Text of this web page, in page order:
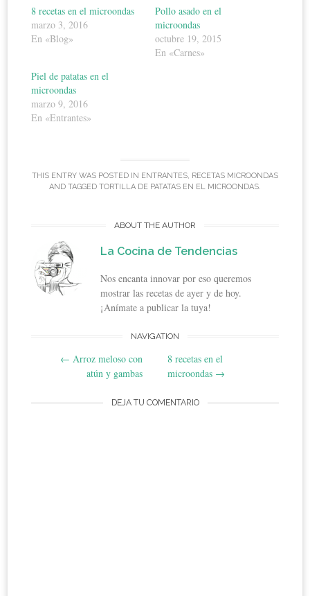
8 recetas en el microondas
marzo 3, 2016
En «Blog»
Pollo asado en el
microondas
octubre 19, 2015
En «Carnes»
Piel de patatas en el
microondas
marzo 9, 2016
En «Entrantes»
THIS ENTRY WAS POSTED IN ENTRANTES RECETAS MICROONDAS
AND TAGGED TORTILLA DE PATATAS EN EL MICROONDAS
ABOUT THE AUTHOR
La Cocina de Tendencias
Nos encanta innovar por eso queremos
mostrar las recetas de ayer y de hoy.
¡Anímate a publicar la tuya!
navigation
NAVIGATION
← Arroz meloso con
atún y gambas
8 recetas en el
microondas →
DEJA TU COMENTARIO